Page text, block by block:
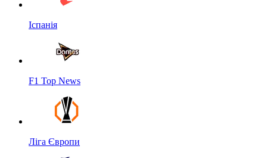
Іспанія
F1 Top News
Ліга Європи